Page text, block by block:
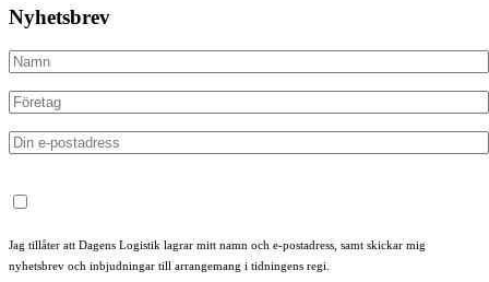
Nyhetsbrev
Jag tillåter att Dagens Logistik lagrar mitt namn och e-postadress, samt skickar mig
nyhetsbrev och inbjudningar till arrangemang i tidningens regi.